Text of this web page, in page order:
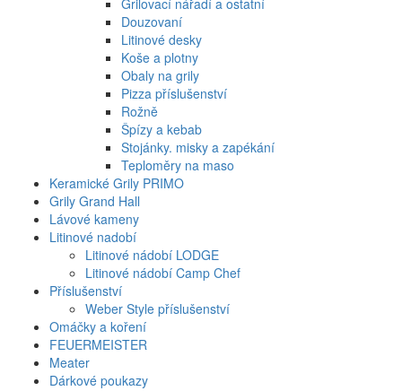
Grilovací nářadí a ostatní
Douzovaní
Litinové desky
Koše a plotny
Obaly na grily
Pizza příslušenství
Rožně
Špízy a kebab
Stojánky. misky a zapékání
Teploměry na maso
Keramické Grily PRIMO
Grily Grand Hall
Lávové kameny
Litinové nadobí
Litinové nádobí LODGE
Litinové nádobí Camp Chef
Příslušenství
Weber Style příslušenství
Omáčky a koření
FEUERMEISTER
Meater
Dárkové poukazy